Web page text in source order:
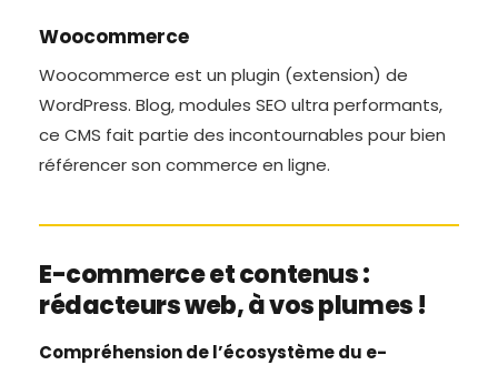
Woocommerce
Woocommerce est un plugin (extension) de
WordPress. Blog, modules SEO ultra performants,
ce CMS fait partie des incontournables pour bien
référencer son commerce en ligne.
E-commerce et contenus :
rédacteurs web, à vos plumes !
Compréhension de l’écosystème du e-